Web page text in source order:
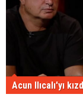
Acun Ilıcalı'yı